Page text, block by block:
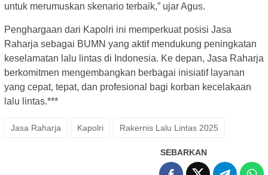
untuk merumuskan skenario terbaik,” ujar Agus.
Penghargaan dari Kapolri ini memperkuat posisi Jasa
Raharja sebagai BUMN yang aktif mendukung peningkatan
keselamatan lalu lintas di Indonesia. Ke depan, Jasa Raharja
berkomitmen mengembangkan berbagai inisiatif layanan
yang cepat, tepat, dan profesional bagi korban kecelakaan
lalu lintas.***
Jasa Raharja Kapolri Rakernis Lalu Lintas 2025
SEBARKAN